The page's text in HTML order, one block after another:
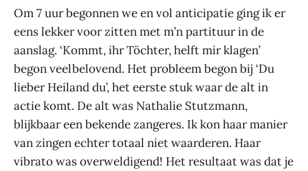
Om 7 uur begonnen we en vol anticipatie ging ik er
eens lekker voor zitten met m’n partituur in de
aanslag. ‘Kommt, ihr Töchter, helft mir klagen’
begon veelbelovend. Het probleem begon bij ‘Du
lieber Heiland du’, het eerste stuk waar de alt in
actie komt. De alt was Nathalie Stutzmann,
blijkbaar een bekende zangeres. Ik kon haar manier
van zingen echter totaal niet waarderen. Haar
vibrato was overweldigend! Het resultaat was dat je